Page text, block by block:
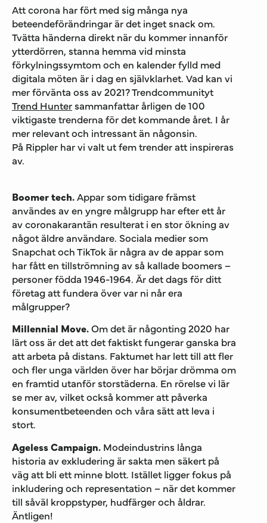
Att corona har fört med sig många nya
beteendeförändringar är det inget snack om.
Tvätta händerna direkt när du kommer innanför
ytterdörren, stanna hemma vid minsta
förkylningssymtom och en kalender fylld med
digitala möten är i dag en självklarhet. Vad kan vi
mer förvänta oss av 2021? Trendcommunityt
Trend Huntersammanfattar årligen de 100
viktigaste trenderna för det kommande året. I år
mer relevant och intressant än någonsin.
På Rippler har vi valt ut fem trender att inspireras
av.
Boomer tech.Appar som tidigare främst
användes av en yngre målgrupp har efter ett år
av coronakarantän resulterat i en stor ökning av
något äldre användare. Sociala medier som
Snapchat och TikTok är några av de appar som
har fått en tillströmning av så kallade boomers –
personer födda 1946-1964. Är det dags för ditt
företag att fundera över var ni når era
målgrupper?
Millennial Move.Om det är någonting 2020 har
lärt oss är det att det faktiskt fungerar ganska bra
att arbeta på distans. Faktumet har lett till att fler
och fler unga världen över har börjar drömma om
en framtid utanför storstäderna. En rörelse vi lär
se mer av, vilket också kommer att påverka
konsumentbeteenden och våra sätt att leva i
stort.
Ageless Campaign. Modeindustrins långa
historia av exkludering är sakta men säkert på
väg att bli ett minne blott. Istället ligger fokus på
inkludering och representation – när det kommer
till såväl kroppstyper, hudfärger och åldrar.
Äntligen!